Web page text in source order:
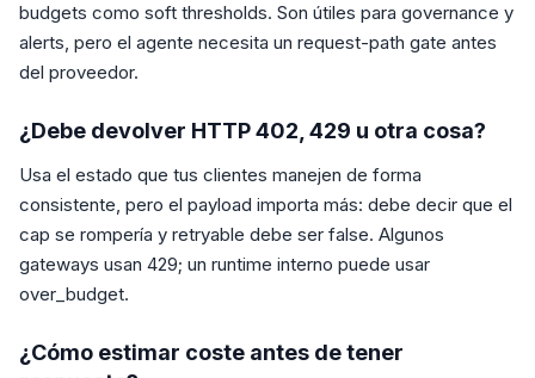
budgets como soft thresholds. Son útiles para governance y
alerts, pero el agente necesita un request-path gate antes
del proveedor.
¿Debe devolver HTTP 402, 429 u otra cosa?
Usa el estado que tus clientes manejen de forma
consistente, pero el payload importa más: debe decir que el
cap se rompería y retryable debe ser false. Algunos
gateways usan 429; un runtime interno puede usar
over_budget.
¿Cómo estimar coste antes de tener